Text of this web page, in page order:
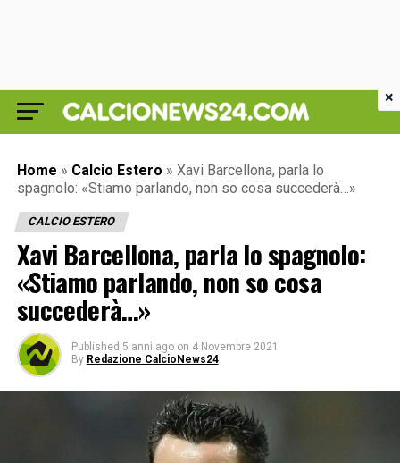
Home » Calcio Estero » Xavi Barcellona, parla lo
spagnolo: «Stiamo parlando, non so cosa succederà…»
CALCIO ESTERO
Xavi Barcellona, parla lo spagnolo:
«Stiamo parlando, non so cosa
succederà…»
Published 5 anni ago on 4 Novembre 2021
By Redazione CalcioNews24
×